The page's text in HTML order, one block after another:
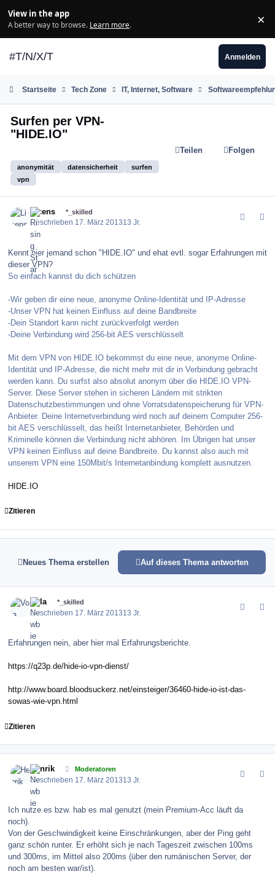
View in the app
A better way to browse. Learn more. ×
#T/N/X/T Anmelden
Startseite Tech Zone IT, Internet, Software
Surfen per VPN-
"HIDE.IO"
anonymität datensicherheit
surfen
vpn
Teilen Folgen
Licens *_skilled
Geschrieben 17. März 201313 Jr.
Kennt hier jemand schon "HIDE.IO" und ehat evtl. sogar Erfahrungen mit
dieser VPN?
So einfach kannst du dich schützen
-Wir geben dir eine neue, anonyme Online-Identität und IP-Adresse
-Unser VPN hat keinen Einfluss auf deine Bandbreite
-Dein Standort kann nicht zurückverfolgt werden
-Deine Verbindung wird 256-bit AES verschlüsselt
Mit dem VPN von HIDE.IO bekommst du eine neue, anonyme Online-
Identität und IP-Adresse, die nicht mehr mit dir in Verbindung gebracht
werden kann. Du surfst also absolut anonym über die HIDE.IO VPN-
Server. Diese Server stehen in sicheren Ländern mit strikten
Datenschutzbestimmungen und ohne Vorratsdatenspeicherung für VPN-
Anbieter. Deine Internetverbindung wird noch auf deinem Computer 256-
bit AES verschlüsselt, das heißt Internetanbieter, Behörden und
Kriminelle können die Verbindung nicht abhören. Im Übrigen hat unser
VPN keinen Einfluss auf deine Bandbreite. Du kannst also auch mit
unserem VPN eine 150Mbit/s Internetanbindung komplett ausnutzen.
HIDE.IO
Zitieren
Neues Thema erstellen Auf dieses Thema antworten
Vola *_skilled
Geschrieben 17. März 201313 Jr.
Erfahrungen nein, aber hier mal Erfahrungsberichte.
https://q23p.de/hide-io-vpn-dienst/
http://www.board.bloodsuckerz.net/einsteiger/36460-hide-io-ist-das-
sowas-wie-vpn.html
Zitieren
Henrik Moderatoren
Geschrieben 17. März 201313 Jr.
Ich nutze es bzw. hab es mal genutzt (mein Premium-Acc läuft da
noch).
Von der Geschwindigkeit keine Einschränkungen, aber der Ping geht
ganz schön runter. Er erhöht sich je nach Tageszeit zwischen 100ms
und 300ms, im Mittel also 200ms (über den rumänischen Server, der
noch am besten war/ist).